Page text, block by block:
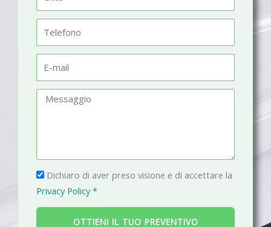
t
à
l
fm
a
g
g
i
P
r
i
Dichiaro di aver preso visione e di accettare la
Privacy Policy *
OTTIENI IL TUO PREVENTIVO